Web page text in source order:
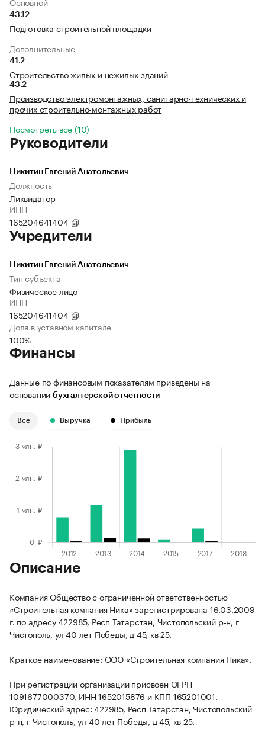
43.12
Подготовка строительной площадки
Дополнительные
41.2
Строительство жилых и нежилых зданий
43.2
Производство электромонтажных, санитарно-технических и
прочих строительно-монтажных работ
Посмотреть все (10)
Руководители
Никитин Евгений Анатольевич
Должность
Ликвидатор
ИНН
165204641404
Учредители
Никитин Евгений Анатольевич
Тип субъекта
Физическое лицо
ИНН
165204641404
Доля в уставном капитале
100%
Финансы
Данные по финансовым показателям приведены на
основании бухгалтерской отчетности
Все Выручка Прибыль
Описание
Компания Общество с ограниченной ответственностью
«Строительная компания Ника» зарегистрирована 16.03.2009
г. по адресу 422985, Респ Татарстан, Чистопольский р-н, г
Чистополь, ул 40 лет Победы, д 45, кв 25.
Краткое наименование: ООО «Строительная компания Ника».
При регистрации организации присвоен ОГРН
1091677000370, ИНН 1652015876 и КПП 165201001.
Юридический адрес: 422985, Респ Татарстан, Чистопольский
р-н, г Чистополь, ул 40 лет Победы, д 45, кв 25.